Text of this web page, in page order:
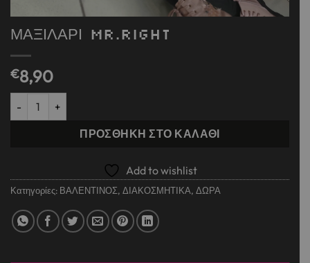
ΜΑΞΙΛΑΡΙ MR.RIGHT
€8,90
ΜΑΞΙΛΑΡΙ MR.RIGHT ποσότητα
ΠΡΟΣΘΉΚΗ ΣΤΟ ΚΑΛΆΘΙ
Add to wishlist
Κατηγορίες: ΒΑΛΕΝΤΙΝΟΣ, ΔΙΑΚΟΣΜΗΤΙΚΑ, ΔΩΡΑ